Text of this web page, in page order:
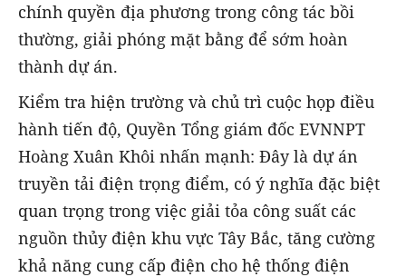
chính quyền địa phương trong công tác bồi
thường, giải phóng mặt bằng để sớm hoàn
thành dự án.
Kiểm tra hiện trường và chủ trì cuộc họp điều
hành tiến độ, Quyền Tổng giám đốc EVNNPT
Hoàng Xuân Khôi nhấn mạnh: Đây là dự án
truyền tải điện trọng điểm, có ý nghĩa đặc biệt
quan trọng trong việc giải tỏa công suất các
nguồn thủy điện khu vực Tây Bắc, tăng cường
khả năng cung cấp điện cho hệ thống điện